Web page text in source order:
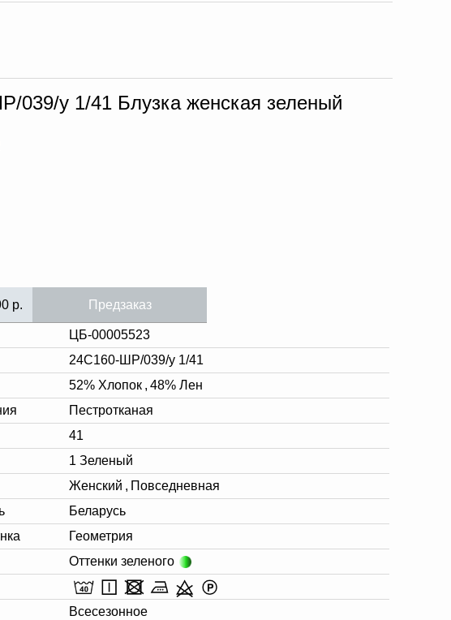
039/у 1/41 Блузка женская зеленый
р. Предзаказ
ЦБ-00005523
24С160-ШР/039/у 1/41
52% Хлопок , 48% Лен
Пестротканая
41
1 Зеленый
Женский , Повседневная
Беларусь
Геометрия
Оттенки зеленого
Всесезонное